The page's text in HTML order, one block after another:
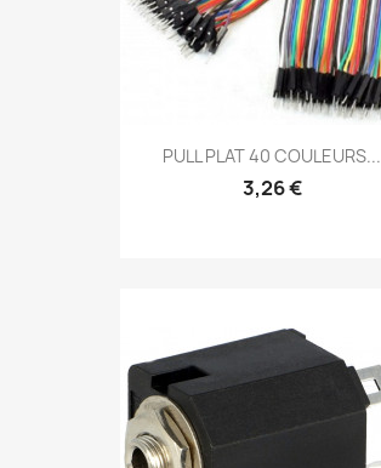
PULL PLAT 40 COULEURS...
3,26 €